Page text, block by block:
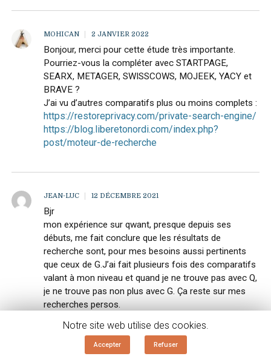
Bonjour, merci pour cette étude très importante.
Pourriez-vous la compléter avec STARTPAGE,
SEARX, METAGER, SWISSCOWS, MOJEEK, YACY et
BRAVE ?
J’ai vu d’autres comparatifs plus ou moins complets :
https://restoreprivacy.com/private-search-engine/
https://blog.liberetonordi.com/index.php?
post/moteur-de-recherche
MOHICAN 2 JANVIER 2022
Bjr
mon expérience sur qwant, presque depuis ses
débuts, me fait conclure que les résultats de
recherche sont, pour mes besoins aussi pertinents
que ceux de G.J’ai fait plusieurs fois des comparatifs
valant à mon niveau et quand je ne trouve pas avec Q,
je ne trouve pas non plus avec G. Ça reste sur mes
recherches persos.
JEAN-LUC 12 DÉCEMBRE 2021
Notre site web utilise des cookies.
Accepter Refuser